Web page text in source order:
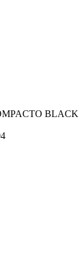
BLACK